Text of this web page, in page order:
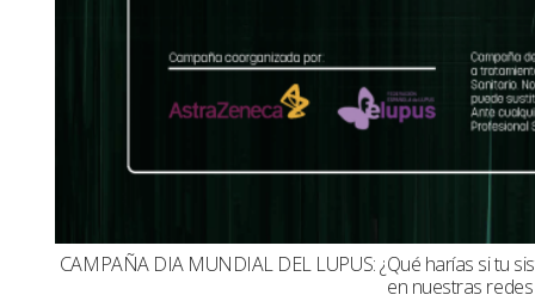
CAMPAÑA DIA MUNDIAL DEL LUPUS: ¿Qué harías si tu
en nuestras